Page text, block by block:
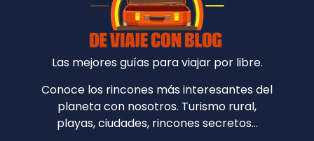
Las mejores guías para viajar por libre.
Conoce los rincones más interesantes del
planeta con nosotros. Turismo rural,
playas, ciudades, rincones secretos…